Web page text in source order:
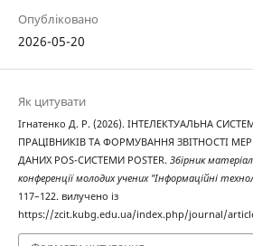
Опубліковано
2026-05-20
Як цитувати
Ігнатенко Д. Р. (2026). ІНТЕЛЕКТУАЛЬНА
ПРАЦІВНИКІВ ТА ФОРМУВАННЯ ЗВІТНОСТІ
ДАНИХ POS-СИСТЕМИ POSTER. Збірник
конференції молодих учених "Інформаційні
117–122. вилучено із
https://zcit.kubg.edu.ua/index.php/journal/